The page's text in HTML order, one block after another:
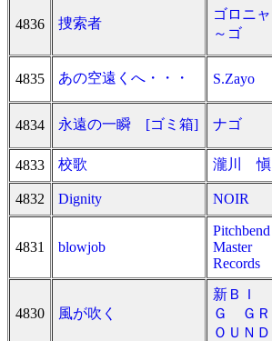
4836 捜索者
ゴロニャ
～ゴ
4835 あの空遠くへ・・・ S.Zayo
4834 永遠の一瞬 [ゴミ箱] ナゴ
4833 校歌 瀧川 愼
4832 Dignity NOIR
4831 blowjob
Pitchbend
Master
Records
4830 風が吹く
新ＢＩ
Ｇ ＧＲ
ＯＵＮＤ